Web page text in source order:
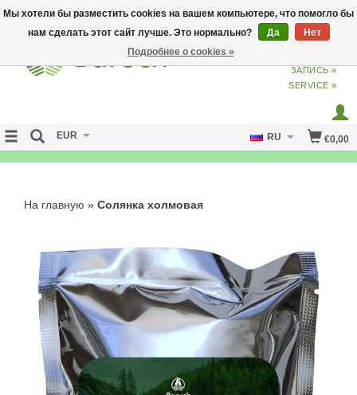
ВХОДИЗ
ЗАПИСЬ »
SERVICE »
€0,00
EUR RU
На главную » Солянка холмовая
Мы хотели бы разместить cookies на вашем компьютере, что помогло бы
нам сделать этот сайт лучше. Это нормально?
Да
Нет
Подробнее о cookies »